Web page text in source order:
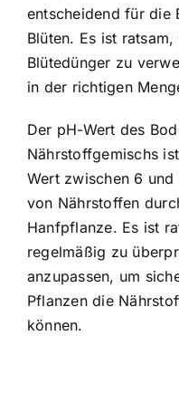
entscheidend für die
Blüten. Es ist
Blütedünger zu
in der richtigen
Der pH-Wert des
Nährstoffgemischs
Wert zwischen 6
von Nährstoffen
Hanfpflanze. Es ist
regelmäßig zu
anzupassen, um
Pflanzen die
können.